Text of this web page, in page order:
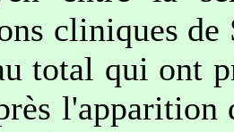
cliniques
total qui ont
l'apparition